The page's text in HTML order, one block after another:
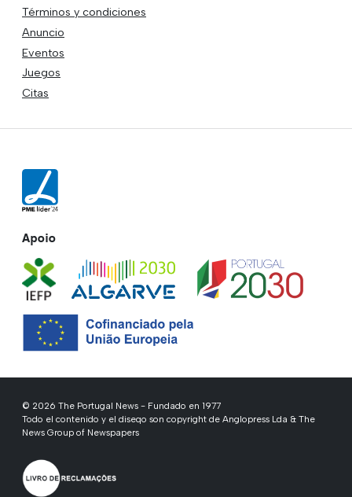
Términos y condiciones
Anuncio
Eventos
Juegos
Citas
Apoio
© 2026 The Portugal News - Fundado en 1977
Todo el contenido y el diseqo son copyright de Anglopress Lda & The
News Group of Newspapers